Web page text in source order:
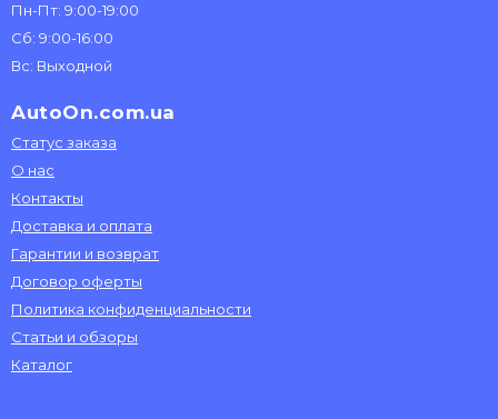
Пн-Пт: 9:00-19:00
Сб: 9:00-16:00
Вс: Выходной
AutoOn.com.ua
Статус заказа
О нас
Контакты
Доставка и оплата
Гарантии и возврат
Договор оферты
Политика конфиденциальности
Статьи и обзоры
Каталог